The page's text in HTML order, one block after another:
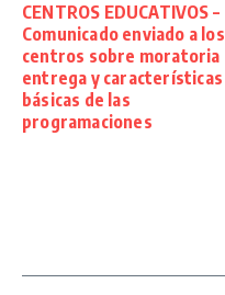
CENTROS EDUCATIVOS –
Comunicado enviado a los
centros sobre moratoria
entrega y características
básicas de las
programaciones